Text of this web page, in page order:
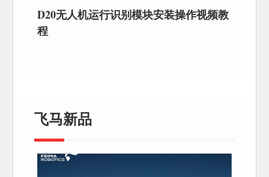
D20无人机运行识别模块安装操作视频教
程
飞马新品